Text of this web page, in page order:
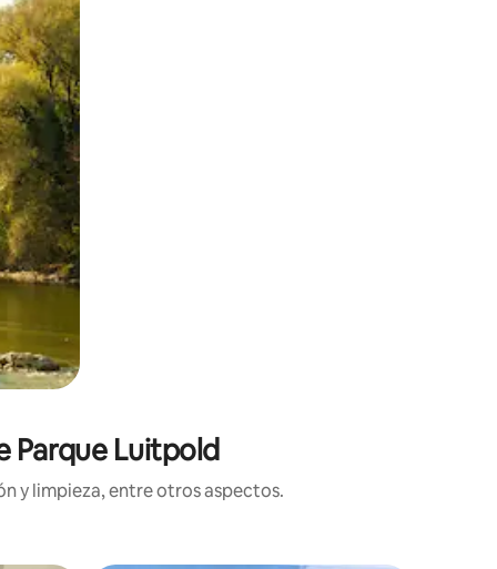
tocando y deslizando la pantalla.
Parque Luitpold
y limpieza, entre otros aspectos.